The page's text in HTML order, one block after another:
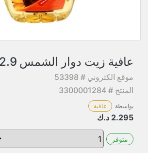
عافية زيت دوار الشمس 2.9 لتر
موقع الكتروني # 53398
المنتج # 3300001284
بواسطة عافية
2.295 د.ك
متوفر